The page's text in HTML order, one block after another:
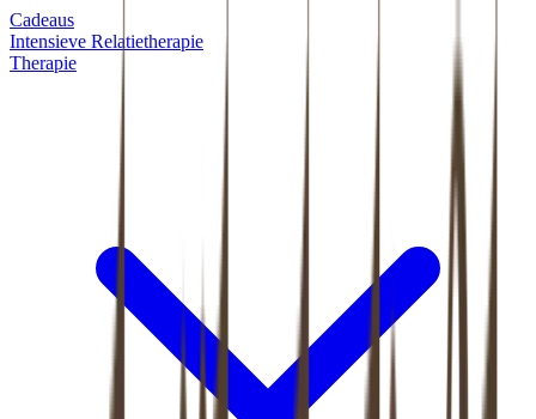
Cadeaus
Intensieve Relatietherapie
Therapie